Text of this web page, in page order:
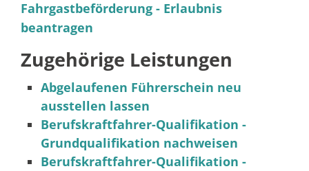
Fahrgastbeförderung - Erlaubnis
beantragen
Zugehörige Leistungen
Abgelaufenen Führerschein neu
ausstellen lassen
Berufskraftfahrer-Qualifikation -
Grundqualifikation nachweisen
Berufskraftfahrer-Qualifikation -